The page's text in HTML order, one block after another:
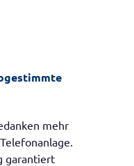
mehr
garantiert